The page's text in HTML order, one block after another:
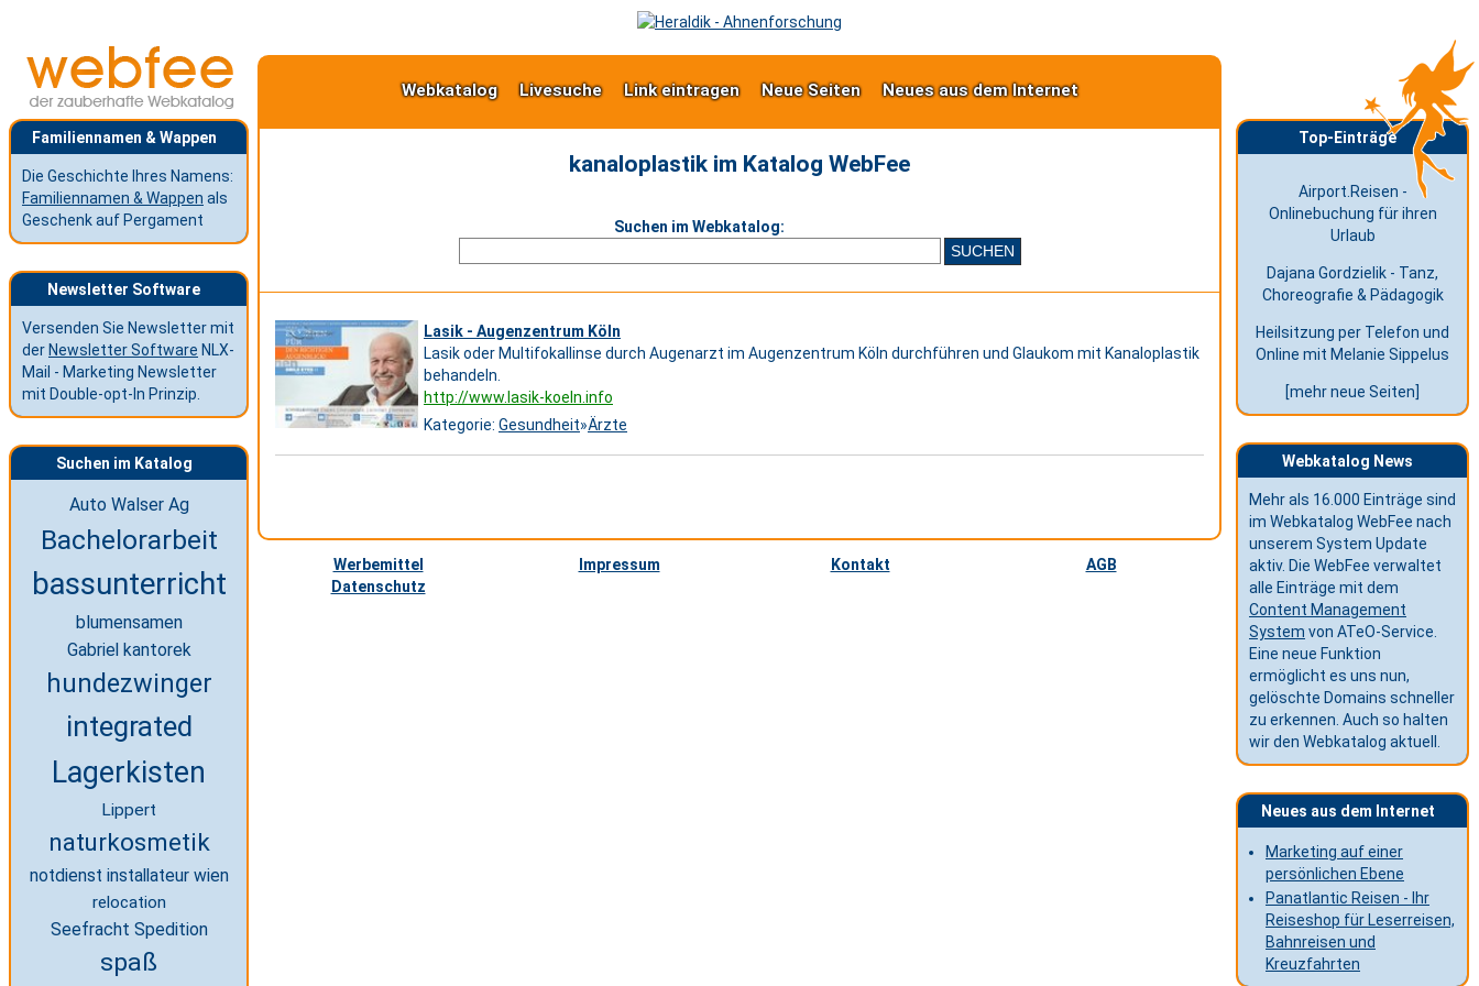
Familiennamen & Wappen
Die Geschichte Ihres Namens:
Familiennamen & Wappen als
Geschenk auf Pergament
Newsletter Software
Versenden Sie Newsletter mit
der Newsletter Software NLX-
Mail - Marketing Newsletter
mit Double-opt-In Prinzip.
Suchen im Katalog
Auto Walser Ag
Bachelorarbeit
bassunterricht
blumensamen
Gabriel kantorek
hundezwinger
integrated
Lagerkisten
Lippert
naturkosmetik
notdienst installateur wien
relocation
Seefracht Spedition
spaß
Webkatalog Livesuche Link eintragen Neue Seiten Neues aus dem Internet
kanaloplastik im Katalog WebFee
Suchen im Webkatalog:
Lasik - Augenzentrum Köln
Lasik oder Multifokallinse durch Augenarzt im Augenzentrum Köln durchführen und Glaukom mit Kanaloplastik
behandeln.
http://www.lasik-koeln.info
Kategorie: Gesundheit»Ärzte
Werbemittel Impressum Kontakt
AGB
Datenschutz
Top-Einträge
Airport.Reisen -
Onlinebuchung für ihren
Urlaub
Dajana Gordzielik - Tanz,
Choreografie & Pädagogik
Heilsitzung per Telefon und
Online mit Melanie Sippelus
[mehr neue Seiten]
Webkatalog News
Mehr als 16.000 Einträge sind
im Webkatalog WebFee nach
unserem System Update
aktiv. Die WebFee verwaltet
alle Einträge mit dem
Content Management
System von ATeO-Service.
Eine neue Funktion
ermöglicht es uns nun,
gelöschte Domains schneller
zu erkennen. Auch so halten
wir den Webkatalog aktuell.
Neues aus dem Internet
Marketing auf einer
persönlichen Ebene
Panatlantic Reisen - Ihr
Reiseshop für Leserreisen,
Bahnreisen und
Kreuzfahrten